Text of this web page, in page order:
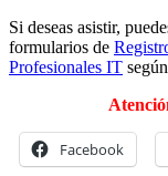
Si deseas asistir,
formularios de
Profesionales IT
Facebook